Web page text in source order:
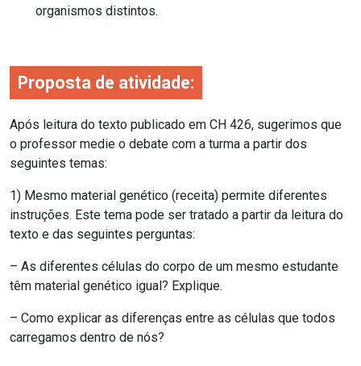
organismos distintos.
Proposta de atividade:
Após leitura do texto publicado em CH 426, sugerimos que
o professor medie o debate com a turma a partir dos
seguintes temas:
1) Mesmo material genético (receita) permite diferentes
instruções. Este tema pode ser tratado a partir da leitura do
texto e das seguintes perguntas:
– As diferentes células do corpo de um mesmo estudante
têm material genético igual? Explique.
– Como explicar as diferenças entre as células que todos
carregamos dentro de nós?